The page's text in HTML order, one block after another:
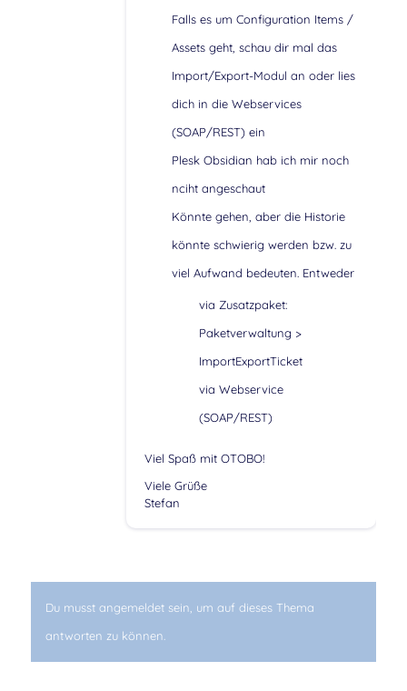
Falls es um Configuration Items /
Assets geht, schau dir mal das
Import/Export-Modul an oder lies
dich in die Webservices
(SOAP/REST) ein
Plesk Obsidian hab ich mir noch
nciht angeschaut
Könnte gehen, aber die Historie
könnte schwierig werden bzw. zu
viel Aufwand bedeuten. Entweder
via Zusatzpaket:
Paketverwaltung >
ImportExportTicket
via Webservice
(SOAP/REST)
Viel Spaß mit OTOBO!
Viele Grüße
Stefan
Du musst angemeldet sein, um auf dieses Thema
antworten zu können.